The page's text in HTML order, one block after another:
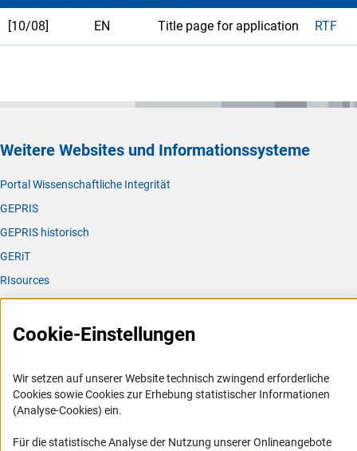
[10/08] EN Title page for application RTF
Weitere Websites und Informationssysteme
Portal Wissenschaftliche Integrität
GEPRIS
GEPRIS historisch
GERiT
RIsources
Service
Presse
Karriere
Logo und Corporate Design
RSS-Feeds
Cookie-Einstellungen
Wir setzen auf unserer Website technisch zwingend erforderliche
Cookies sowie Cookies zur Erhebung statistischer Informationen
(Analyse-Cookies) ein.
Für die statistische Analyse der Nutzung unserer Onlineangebote